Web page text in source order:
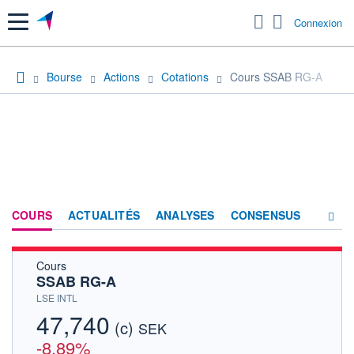
Menu Connexion
Bourse Actions Cotations Cours SSAB RG-A
COURS ACTUALITÉS ANALYSES CONSENSUS
Cours
SSAB RG-A
LSE INTL
47,740 (c) SEK
-8,89%